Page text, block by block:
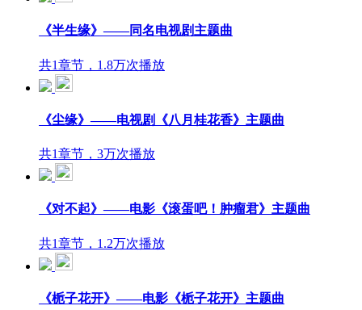
《半生缘》——同名电视剧主题曲
共1章节，1.8万次播放
《尘缘》——电视剧《八月桂花香》主题曲
共1章节，3万次播放
《对不起》——电影《滚蛋吧！肿瘤君》主题曲
共1章节，1.2万次播放
《栀子花开》——电影《栀子花开》主题曲